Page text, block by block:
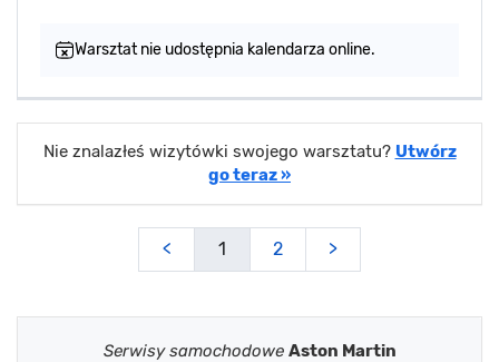
Warsztat nie udostępnia kalendarza online.
Nie znalazłeś wizytówki swojego warsztatu? Utwórz
go teraz »
< 1 2 >
Serwisy samochodowe Aston Martin